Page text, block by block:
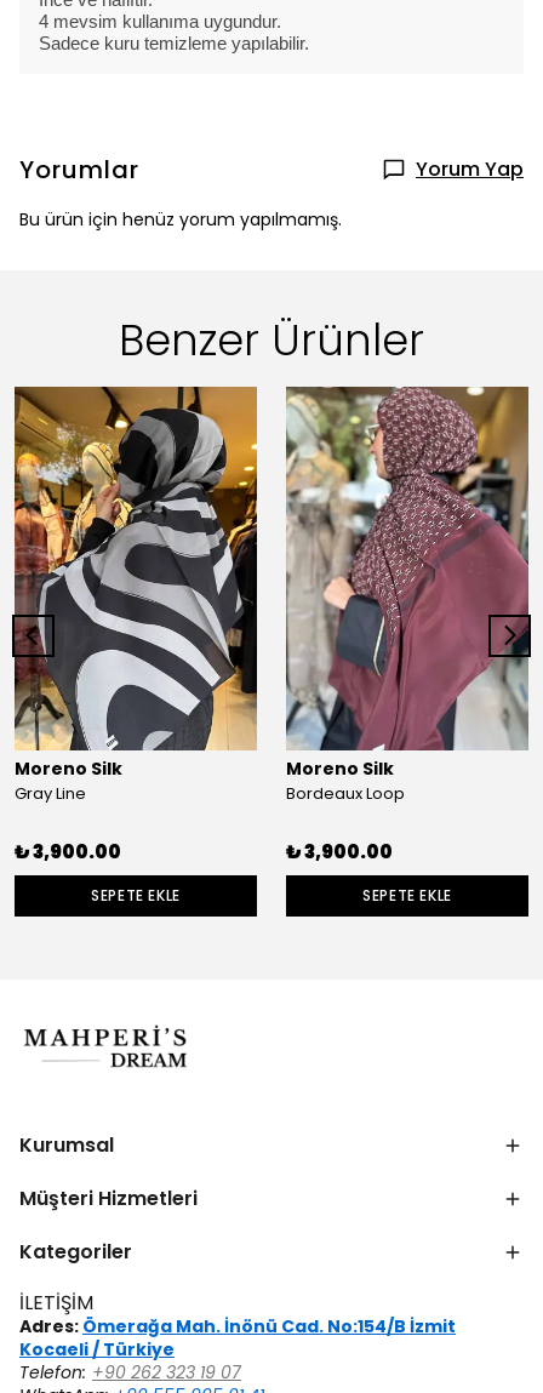
4 mevsim kullanıma uygundur.
Sadece kuru temizleme yapılabilir.
Yorumlar Yorum Yap
Bu ürün için henüz yorum yapılmamış.
Benzer Ürünler
Moreno Silk
Gray Line
₺ 3,900.00
SEPETE EKLE
Moreno Silk
Bordeaux Loop
₺ 3,900.00
SEPETE EKLE
Kurumsal
Müşteri Hizmetleri
Kategoriler
İLETİŞİM
Adres: Ömerağa Mah. İnönü Cad. No:154/B İzmit
Kocaeli / Türkiye
Telefon: +90 262 323 19 07